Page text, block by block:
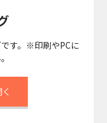
す。※印刷やPCに